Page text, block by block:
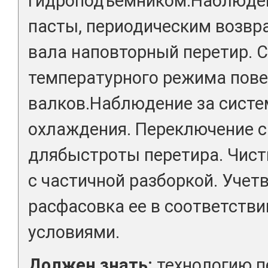
пасты, периодическим
вала наповторный перетир.
температурного режима
валков.Наблюдение за
охлаждения. Переключение
длябыстроты перетира.
с частичной разборкой.
расфасовка ее в
условиями.